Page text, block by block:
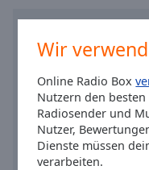
Wir
Online Radio Box
Nutzern den
Radiosender und
Nutzer,
Dienste müssen
verarbeiten.
Area
Background
Opacity